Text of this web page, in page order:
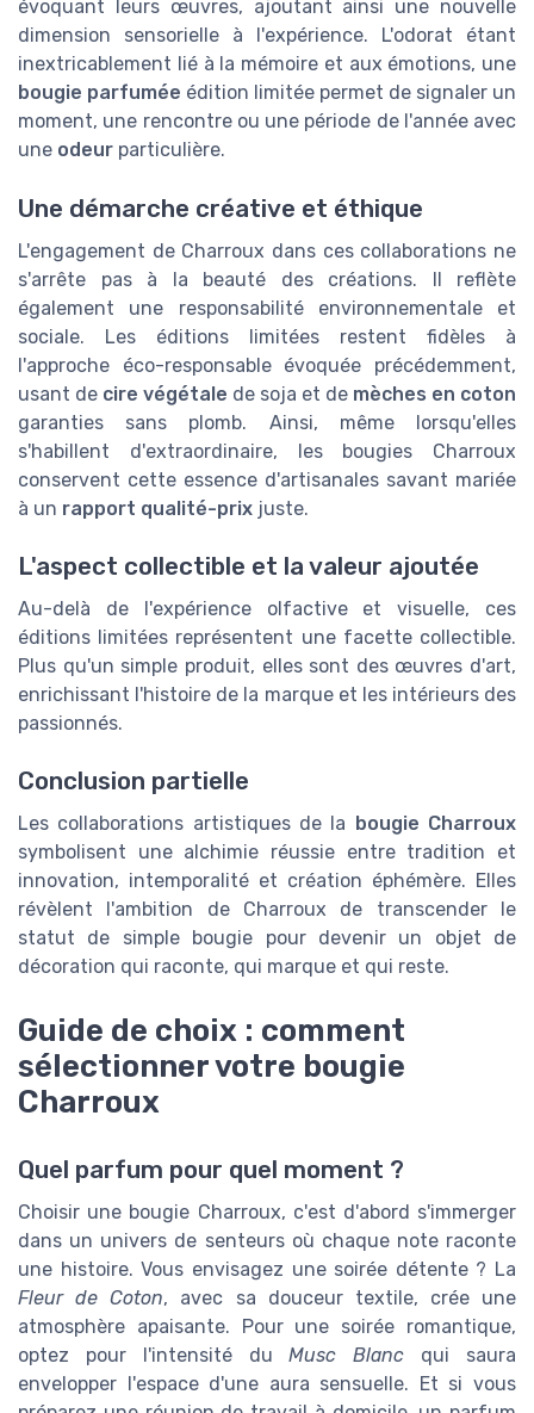
évoquant leurs œuvres, ajoutant ainsi une nouvelle
dimension sensorielle à l'expérience. L'odorat étant
inextricablement lié à la mémoire et aux émotions, une
bougie parfumée édition limitée permet de signaler un
moment, une rencontre ou une période de l'année avec
une odeur particulière.
Une démarche créative et éthique
L'engagement de Charroux dans ces collaborations ne
s'arrête pas à la beauté des créations. Il reflète
également une responsabilité environnementale et
sociale. Les éditions limitées restent fidèles à
l'approche éco-responsable évoquée précédemment,
usant de cire végétale de soja et de mèches en coton
garanties sans plomb. Ainsi, même lorsqu'elles
s'habillent d'extraordinaire, les bougies Charroux
conservent cette essence d'artisanales savant mariée
à un rapport qualité-prix juste.
L'aspect collectible et la valeur ajoutée
Au-delà de l'expérience olfactive et visuelle, ces
éditions limitées représentent une facette collectible.
Plus qu'un simple produit, elles sont des œuvres d'art,
enrichissant l'histoire de la marque et les intérieurs des
passionnés.
Conclusion partielle
Les collaborations artistiques de la
bougie Charroux
symbolisent une alchimie réussie entre tradition et
innovation, intemporalité et création éphémère. Elles
révèlent l'ambition de Charroux de transcender le
statut de simple bougie pour devenir un objet de
décoration qui raconte, qui marque et qui reste.
Guide de choix : comment
sélectionner votre bougie
Charroux
Quel parfum pour quel moment ?
Choisir une bougie Charroux, c'est d'abord s'immerger
dans un univers de senteurs où chaque note raconte
une histoire. Vous envisagez une soirée détente ? La
Fleur de Coton, avec sa douceur textile, crée une
atmosphère apaisante. Pour une soirée romantique,
optez pour l'intensité duMusc Blanc qui saura
envelopper l'espace d'une aura sensuelle. Et si vous